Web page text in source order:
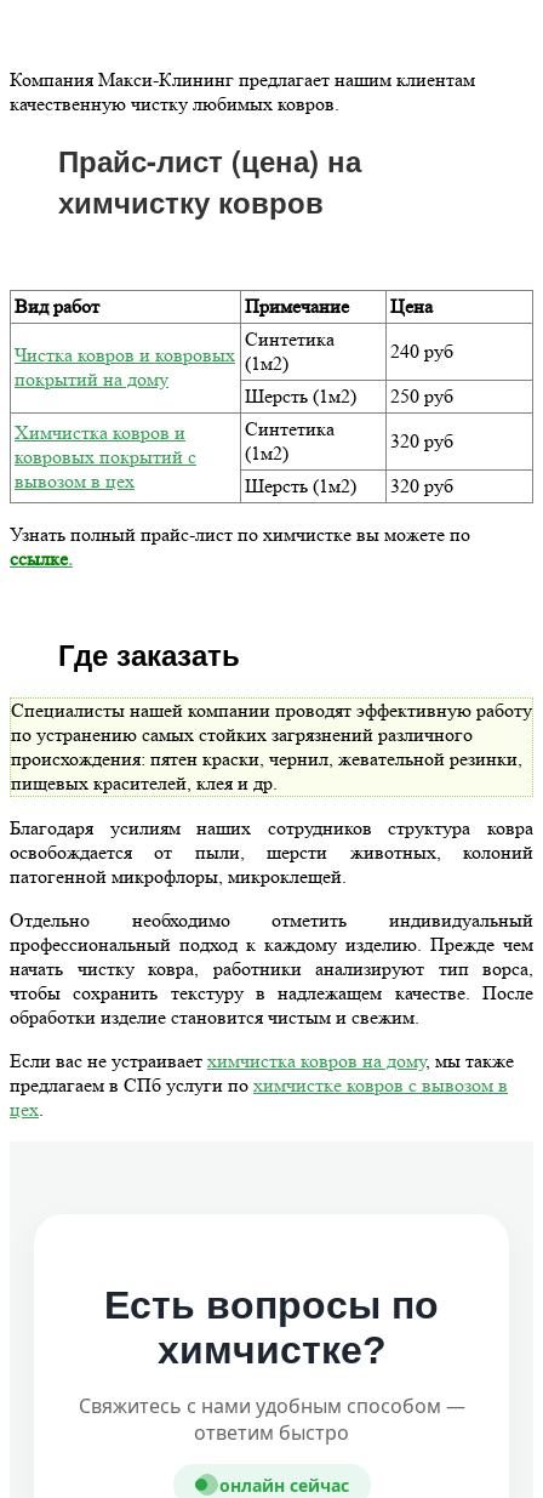
Компания Макси-Клининг предлагает нашим клиентам
качественную чистку любимых ковров.
Прайс-лист (цена) на
химчистку ковров
Вид работ Примечание Цена
Чистка ковров и ковровых
покрытий на дому
Синтетика
(1м2)
240 руб
Шерсть (1м2)
250 руб
Химчистка ковров и
ковровых покрытий с
вывозом в цех
Синтетика
(1м2)
320 руб
Шерсть (1м2)
320 руб
Узнать полный прайс-лист по химчистке вы можете по
ссылке.
Где заказать
Специалисты нашей компании проводят эффективную работу
по устранению самых стойких загрязнений различного
происхождения: пятен краски, чернил, жевательной резинки,
пищевых красителей, клея и др.
Благодаря усилиям наших сотрудников структура ковра
освобождается от пыли, шерсти животных, колоний
патогенной микрофлоры, микроклещей.
Отдельно необходимо отметить индивидуальный
профессиональный подход к каждому изделию. Прежде чем
начать чистку ковра, работники анализируют тип ворса,
чтобы сохранить текстуру в надлежащем качестве. После
обработки изделие становится чистым и свежим.
Если вас не устраивает химчистка ковров на дому, мы также
предлагаем в СПб услуги по химчистке ковров с вывозом в
цех.
Есть вопросы по
химчистке?
Свяжитесь с нами удобным способом —
ответим быстро
онлайн сейчас